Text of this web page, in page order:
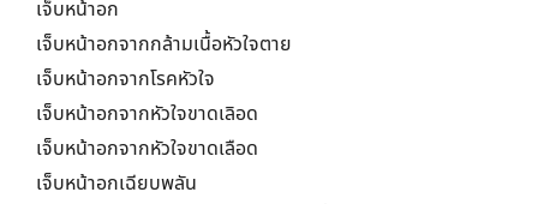
เจ็บหน้าอก
เจ็บหน้าอกจากกล้ามเนื้อหัวใจตาย
เจ็บหน้าอกจากโรคหัวใจ
เจ็บหน้าอกจากหัวใจขาดเลิอด
เจ็บหน้าอกจากหัวใจขาดเลือด
เจ็บหน้าอกเฉียบพลัน